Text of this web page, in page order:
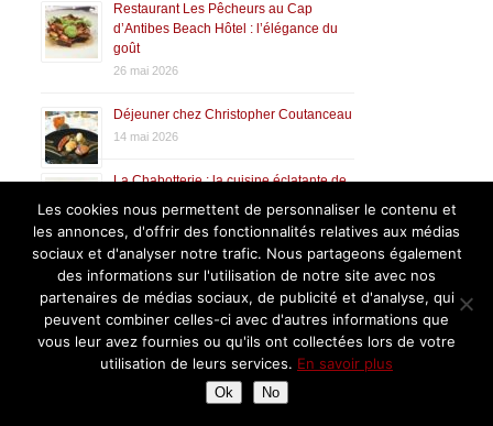
Restaurant Les Pêcheurs au Cap
d’Antibes Beach Hôtel : l’élégance du
goût
26 mai 2026
Déjeuner chez Christopher Coutanceau
14 mai 2026
La Chabotterie : la cuisine éclatante de
8 mai 2026
Franck Putelat et Christophe Bacquié
réunis pour les 20 ans de la Table de
Franck Putelat
3 mai 2026
Derniers commentaires
Les cookies nous permettent de personnaliser le contenu et
les annonces, d'offrir des fonctionnalités relatives aux médias
sociaux et d'analyser notre trafic. Nous partageons également
des informations sur l'utilisation de notre site avec nos
partenaires de médias sociaux, de publicité et d'analyse, qui
peuvent combiner celles-ci avec d'autres informations que
vous leur avez fournies ou qu'ils ont collectées lors de votre
utilisation de leurs services. En savoir plus
Ok No